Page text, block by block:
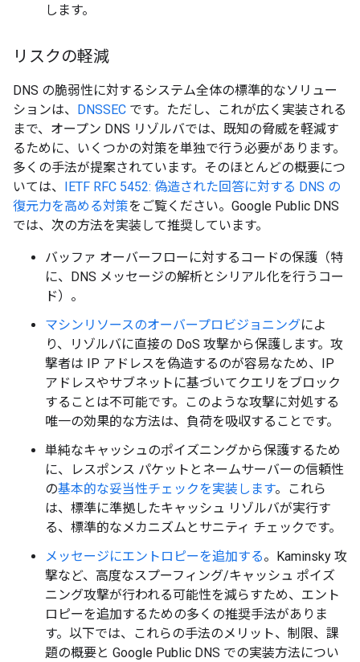
します。
リスクの軽減
DNS の脆弱性に対するシステム全体の標準的なソリュー
ションは、
DNSSEC です。ただし、これが広く実装される
まで、オープン DNS リゾルバでは、既知の脅威を軽減す
るために、いくつかの対策を単独で行う必要があります。
多くの手法が提案されています。そのほとんどの概要につ
いては、
IETF RFC 5452: 偽造された回答に対する DNS の
復元力を高める対策をご覧ください。Google Public DNS
では、次の方法を実装して推奨しています。
バッファ オーバーフローに対するコードの保護（特
に、DNS メッセージの解析とシリアル化を行うコー
ド）。
マシンリソースのオーバープロビジョニングによ
り、リゾルバに直接の DoS 攻撃から保護します。攻
撃者は IP アドレスを偽造するのが容易なため、IP
アドレスやサブネットに基づいてクエリをブロック
することは不可能です。このような攻撃に対処する
唯一の効果的な方法は、負荷を吸収することです。
単純なキャッシュのポイズニングから保護するため
に、レスポンス パケットとネームサーバーの信頼性
の基本的な妥当性チェックを実装します。これら
は、標準に準拠したキャッシュ リゾルバが実行す
る、標準的なメカニズムとサニティ チェックです。
メッセージにエントロピーを追加する。Kaminsky 攻
撃など、高度なスプーフィング/キャッシュ ポイズ
ニング攻撃が行われる可能性を減らすため、エント
ロピーを追加するための多くの推奨手法がありま
す。以下では、これらの手法のメリット、制限、課
題の概要と Google Public DNS での実装方法につい